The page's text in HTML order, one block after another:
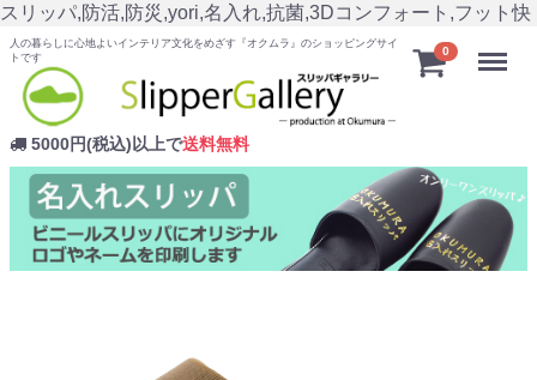
スリッパ,防活,防災,yori,名入れ,抗菌,3Dコンフォート,フット快
人の暮らしに心地よいインテリア文化をめざす『オクムラ』のショッピングサイ
トです
5000円(税込)以上で送料無料
0 Menu